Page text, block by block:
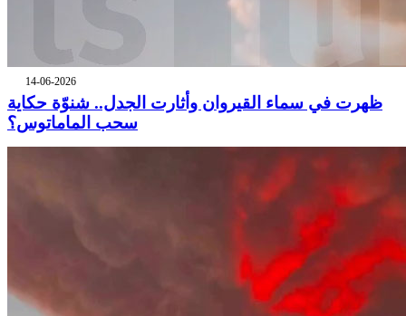
14-06-2026
ظهرت في سماء القيروان وأثارت الجدل.. شنوّة حكاية
سحب الماماتوس؟